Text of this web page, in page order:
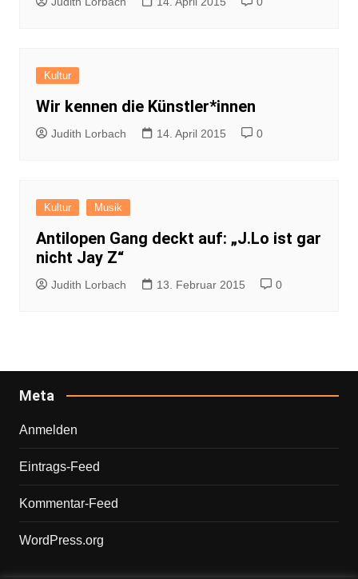
Kultur
Wir kennen die Künstler*innen
Judith Lorbach 14. April 2015 0
Kultur Musik
Antilopen Gang deckt auf: „J.Lo ist gar
nicht Jay Z“
Judith Lorbach 13. Februar 2015 0
Meta
Anmelden
Eintrags-Feed
Kommentar-Feed
WordPress.org